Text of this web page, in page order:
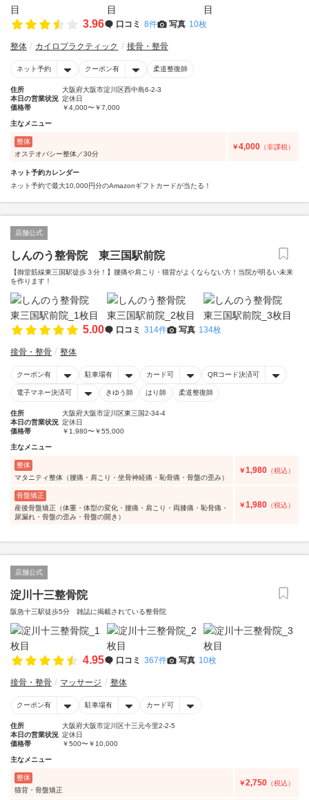
3.96 口コミ 8件 写真 10枚
整体 カイロプラクティック 接骨・整骨
ネット予約 クーポン有 柔道整復師
住所
大阪府大阪市淀川区西中島6-2-3
本日の営業状況 定休日
価格帯
￥4,000〜￥7,000
主なメニュー
整体
オステオパシー整体／30分
￥4,000 （非課税）
ネット予約カレンダー
ネット予約で最大10,000円分のAmazonギフトカードが当たる！
店舗公式
しんのう整骨院 東三国駅前院
【御堂筋線東三国駅徒歩３分！】腰痛や肩こり・猫背がよくならない方！当院が明るい未来
を作ります！
5.00 口コミ 314件 写真 134枚
接骨・整骨 整体
クーポン有 駐車場有 カード可 QRコード決済可
電子マネー決済可 きゆう師 はり師 柔道整復師
住所
大阪府大阪市淀川区東三国2-34-4
本日の営業状況 定休日
価格帯
￥1,980〜￥55,000
主なメニュー
整体
マタニティ整体（腰痛・肩こり・坐骨神経痛・恥骨痛・骨盤の歪み）
￥1,980 （税込）
骨盤矯正
産後骨盤矯正（体重・体型の変化・腰痛・肩こり・両膝痛・恥骨痛・
尿漏れ・骨盤の歪み・骨盤の開き）
￥1,980 （税込）
店舗公式
淀川十三整骨院
阪急十三駅徒歩5分 雑誌に掲載されている整骨院
4.95 口コミ 367件 写真 10枚
接骨・整骨 マッサージ 整体
クーポン有 駐車場有 カード可
住所
大阪府大阪市淀川区十三元今里2-2-5
本日の営業状況 定休日
価格帯
￥500〜￥10,000
主なメニュー
整体
猫背・骨盤矯正
￥2,750 （税込）